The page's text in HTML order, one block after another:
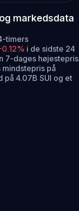
markedsdata
timers
0.12% i de sidste 24
7-dages højestepris
på
på 4.07B SUI og et